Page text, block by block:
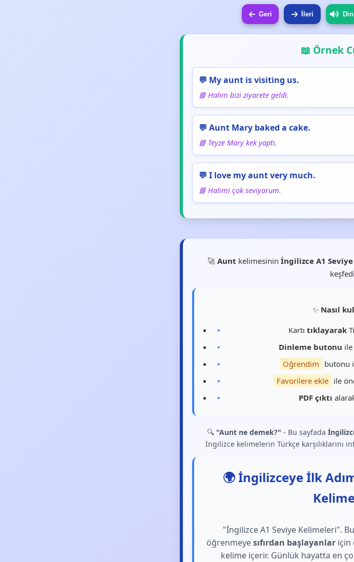
Geri İleri
📖 Örnek
💬 My aunt is visiting us.
📘 Halım bizi ziyarete geldi.
💬 Aunt Mary baked a cake.
📘 Teyze Mary kek yaptı.
💬 I love my aunt very much.
📘 Halimi çok seviyorum.
🚀 Aunt kelimesinin İngilizce A1
✨ Nasıl
Kartı tıklayarak
Dinleme butonu
Öğrendim butonu
Favorilere ekle ile
PDF çıktı
🔍 "Aunt ne demek?" - Bu sayfada
İngilizce kelimelerin Türkçe
🌍 İngilizceye İlk
"İngilizce A1 Seviye Kelimeleri".
öğrenmeyesıfırdan başlayanlar için
kelime içerir. Günlük hayatta en